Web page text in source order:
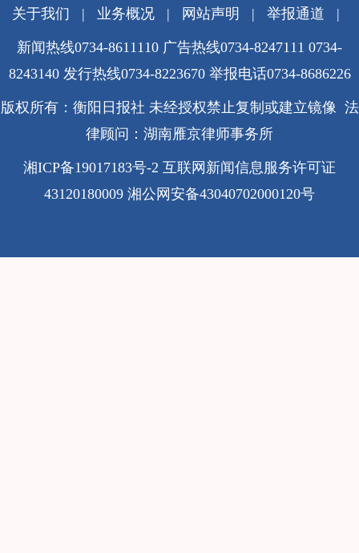
关于我们 | 业务概况| 网站声明 | 举报通道 |
新闻热线0734-8611110 广告热线0734-8247111 0734-
8243140 发行热线0734-8223670 举报电话0734-8686226
版权所有：衡阳日报社 未经授权禁止复制或建立镜像 法
律顾问：湖南雁京律师事务所
湘ICP备19017183号-2 互联网新闻信息服务许可证
43120180009 湘公网安备43040702000120号